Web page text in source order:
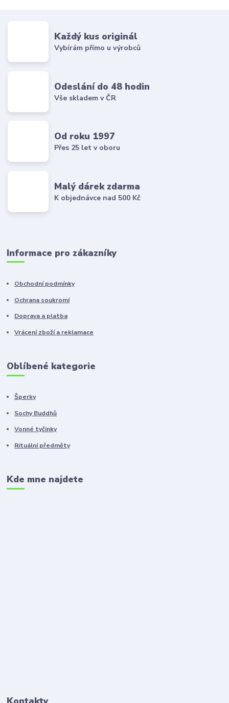
Každý kus originál
Vybírám přímo u výrobců
Odeslání do 48 hodin
Vše skladem v ČR
Od roku 1997
Přes 25 let v oboru
Malý dárek zdarma
K objednávce nad 500 Kč
Informace pro zákazníky
Obchodní podmínky
Ochrana soukromí
Doprava a platba
Vrácení zboží a reklamace
Oblíbené kategorie
Šperky
Sochy Buddhů
Vonné tyčinky
Rituální předměty
Kde mne najdete